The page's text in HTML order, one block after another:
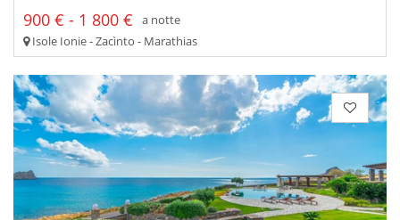
900 € - 1 800 €
a notte
Isole Ionie - Zacìnto - Marathias